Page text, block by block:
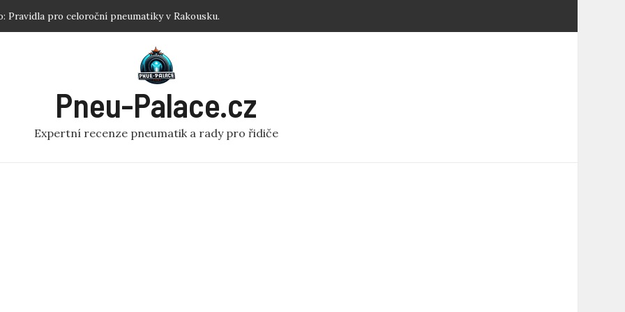
návod pro každého!
koloběžka: Efektivní Dofouknutí Pneumatiky na Koloběžce
Pravidla pro celoroční pneumatiky v Rakousku.
Pneu-Palace.cz
Expertní recenze pneumatik a rady pro řidiče